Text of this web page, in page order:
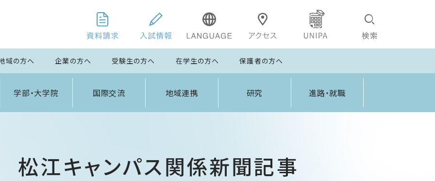
域の方へ 企業の方へ 受験生の方へ 在学生の方へ 保護者の方へ
学部・大学院 国際交流 地域連携 研究 進路・就職
江キャンパス関係新聞記事